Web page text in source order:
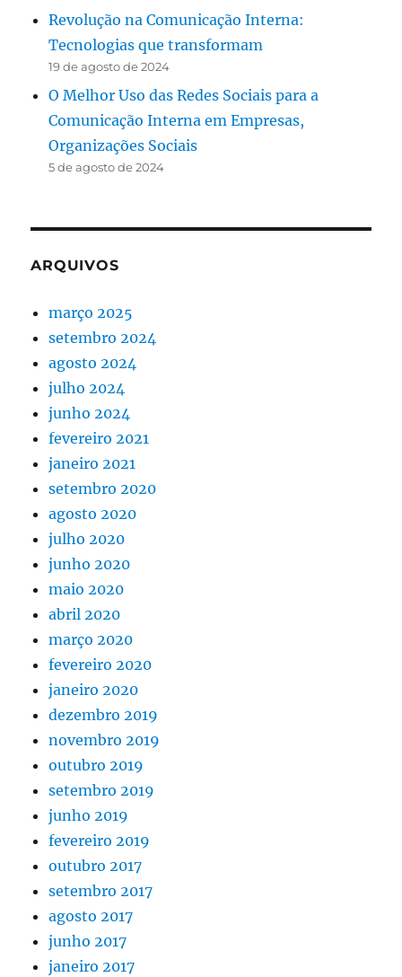
Revolução na Comunicação Interna:
Tecnologias que transformam
19 de agosto de 2024
O Melhor Uso das Redes Sociais para a
Comunicação Interna em Empresas,
Organizações Sociais
5 de agosto de 2024
ARQUIVOS
março 2025
setembro 2024
agosto 2024
julho 2024
junho 2024
fevereiro 2021
janeiro 2021
setembro 2020
agosto 2020
julho 2020
junho 2020
maio 2020
abril 2020
março 2020
fevereiro 2020
janeiro 2020
dezembro 2019
novembro 2019
outubro 2019
setembro 2019
junho 2019
fevereiro 2019
outubro 2017
setembro 2017
agosto 2017
junho 2017
janeiro 2017